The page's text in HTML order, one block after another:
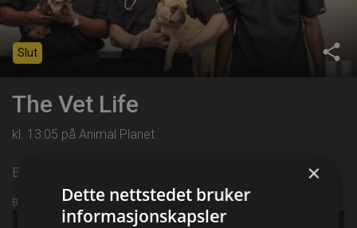
share
Slut
The Vet Life
kl. 13:05 på Animal Planet
Episode 2
Broadcast info
2017
×
Dette nettstedet bruker
informasjonskapsler